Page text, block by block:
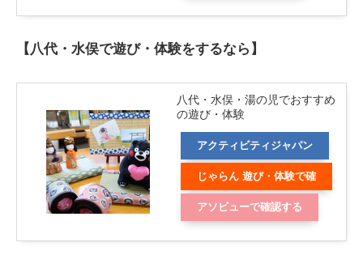
【八代・水俣で遊び・体験をするなら】
八代・水俣・湯の児でおすすめ
の遊び・体験
アクティビティジャパン
じゃらん 遊び・体験で確
認する
アソビューで確認する